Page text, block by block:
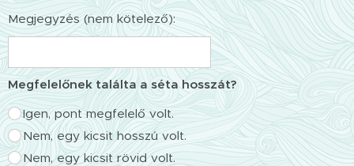
Megjegyzés (nem kötelező):
Megfelelőnek találta a séta hosszát?
Igen, pont megfelelő volt.
Nem, egy kicsit hosszú volt.
Nem, egy kicsit rövid volt.